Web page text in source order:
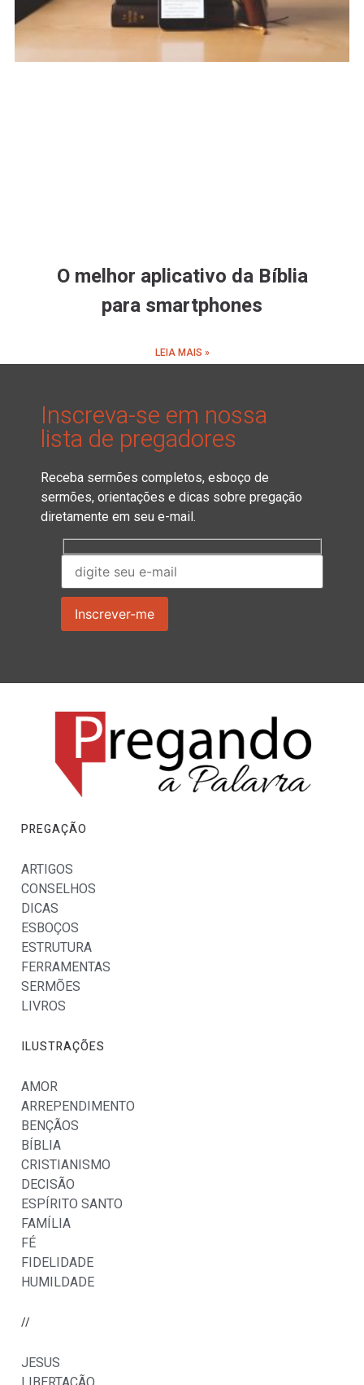
O melhor aplicativo da Bíblia
para smartphones
LEIA MAIS »
Inscreva-se em nossa
lista de pregadores
Receba sermões completos, esboço de
sermões, orientações e dicas sobre pregação
diretamente em seu e-mail.
PREGAÇÃO
ARTIGOS
CONSELHOS
DICAS
ESBOÇOS
ESTRUTURA
FERRAMENTAS
SERMÕES
LIVROS
ILUSTRAÇÕES
AMOR
ARREPENDIMENTO
BENÇÃOS
BÍBLIA
CRISTIANISMO
DECISÃO
ESPÍRITO SANTO
FAMÍLIA
FÉ
FIDELIDADE
HUMILDADE
//
JESUS
LIBERTAÇÃO